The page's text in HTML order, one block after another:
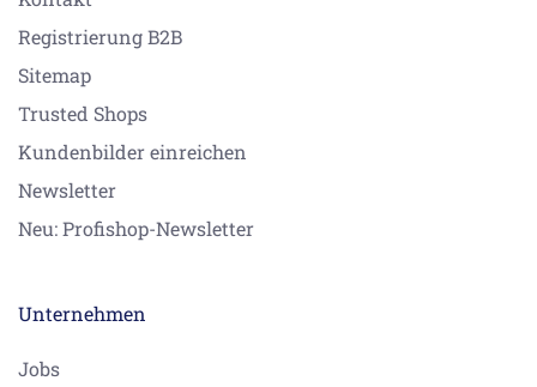
Registrierung B2B
Sitemap
Trusted Shops
Kundenbilder einreichen
Newsletter
Neu: Profishop-Newsletter
Unternehmen
Jobs